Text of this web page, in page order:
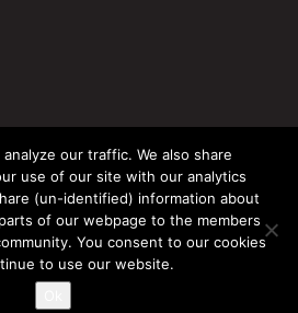
Search
Helsinki 2026. Crafted byPixels
our traffic. We also share
use of our site with our analytics
(un-identified) information about
of our webpage to the members
You consent to our cookies
to use our website.